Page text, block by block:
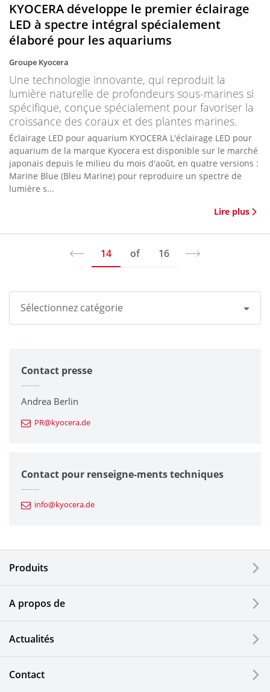
KYOCERA développe le premier éclairage
LED à spectre intégral spécialement
élaboré pour les aquariums
Groupe Kyocera
Une technologie innovante, qui reproduit la
lumière naturelle de profondeurs sous-marines si
spécifique, conçue spécialement pour favoriser la
croissance des coraux et des plantes marines.
Éclairage LED pour aquarium KYOCERA L'éclairage LED pour
aquarium de la marque Kyocera est disponible sur le marché
japonais depuis le milieu du mois d'août, en quatre versions :
Marine Blue (Bleu Marine) pour reproduire un spectre de
lumière s...
Lire plus
14 of 16
Sélectionnez catégorie
Groupe Kyocera
Imprimantes / Multifonctions
Composants en céramique fine
Composants automobiles
Composants électroniques
Composants optiques
Ecrans LCD et solutions tactiles
Systèmes électriques solaires
Contact presse
Andrea Berlin
PR@kyocera.de
Contact pour renseigne-ments techniques
info@kyocera.de
Produits
A propos de
Actualités
Contact